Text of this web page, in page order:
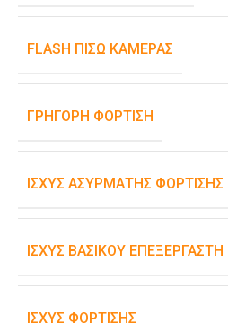
FLASH ΠΊΣΩ ΚΆΜΕΡΑΣ
ΓΡΉΓΟΡΗ ΦΌΡΤΙΣΗ
ΙΣΧΎΣ ΑΣΎΡΜΑΤΗΣ ΦΌΡΤΙΣΗΣ
ΙΣΧΎΣ ΒΑΣΙΚΟΎ ΕΠΕΞΕΡΓΑΣΤΉ
ΙΣΧΎΣ ΦΌΡΤΙΣΗΣ